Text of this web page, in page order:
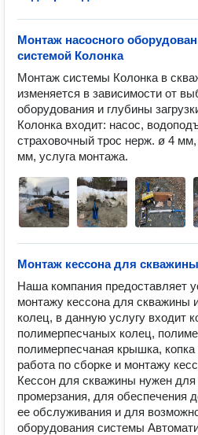
Монтаж насосного
системой Колонка
Монтаж системы Колонка в
изменяется в зависимости от
оборудования и глубины
Колонка входит: насос,
страховочный трос нерж. ø 4
мм, услуга монтажа.
Монтаж кессона для скважины
Наша компания предоставляет
монтажу кессона для скважины
колец, в данную услугу входит
полимерпесчаных колец,
полимерпесчаная крышка,
работа по сборке и монтажу
Кессон для скважины нужен
промерзания, для обеспечения
ее обслуживания и для
оборудования системы